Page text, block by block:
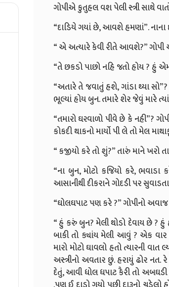
ગોપીએ કુતુહલ વશ પેલી સ્ત્રી સાથે
“દાડિયે ગયાં છે, આવશે હમણાં”. નાના
“ એ અત્યારે કેવી રીતે આવશે?”
“તે છકડો પાછો નહિ જતો હોય ? હું
“અતારે તે જવાતું હશે, ગાંડા થ્યા
ભૂલ્યાં હોય બુન. તમારે શેર જેવું મારે ત્યાં
“તમારો ઘરવાળો પીવે છે કે નહી”?
કોકદી થાકનો માર્યો પી લે તો મેલ
“ કજીયો કરે તો શું?” તારું માને ખરો
“ના બુન, મોટો કજિયો કરે,
આસાનીથી દીકરાને ગોદડી પર
“ઘોલઘપાટ પણ કરે ?” ગોપીનો
“ હું કરું બુન? મેલી થોડો દેવાય છે ?
બાકી તો ક્યાંય મેલી આવું ? એક વાર
મારો મોટો ઘાવલો હતો ત્યારની
અસ્ત્રીનો અવતાર છું. હરાયું ઢોર
દેતું, આવી ધોલ ધપાટ કૈરી તો